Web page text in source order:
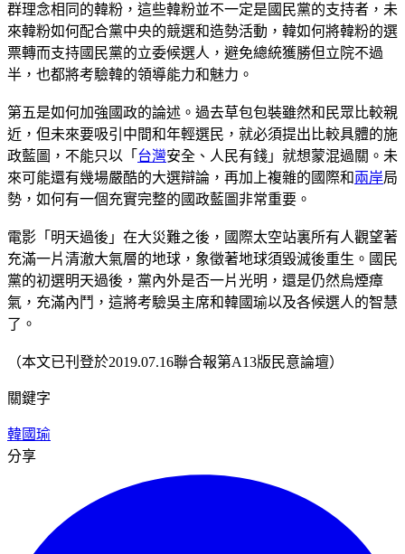
群理念相同的韓粉，這些韓粉並不一定是國民黨的支持者，未
來韓粉如何配合黨中央的競選和造勢活動，韓如何將韓粉的選
票轉而支持國民黨的立委候選人，避免總統獲勝但立院不過
半，也都將考驗韓的領導能力和魅力。
第五是如何加強國政的論述。過去草包包裝雖然和民眾比較親
近，但未來要吸引中間和年輕選民，就必須提出比較具體的施
政藍圖，不能只以「 台灣安全、人民有錢」就想蒙混過關。未
來可能還有幾場嚴酷的大選辯論，再加上複雜的國際和兩岸局
勢，如何有一個充實完整的國政藍圖非常重要。
電影「明天過後」在大災難之後，國際太空站裏所有人觀望著
充滿一片清澈大氣層的地球，象徵著地球須毀滅後重生。國民
黨的初選明天過後，黨內外是否一片光明，還是仍然烏煙瘴
氣，充滿內鬥，這將考驗吳主席和韓國瑜以及各候選人的智慧
了。
（本文已刊登於2019.07.16聯合報第A13版民意論壇）
關鍵字
韓國瑜
分享